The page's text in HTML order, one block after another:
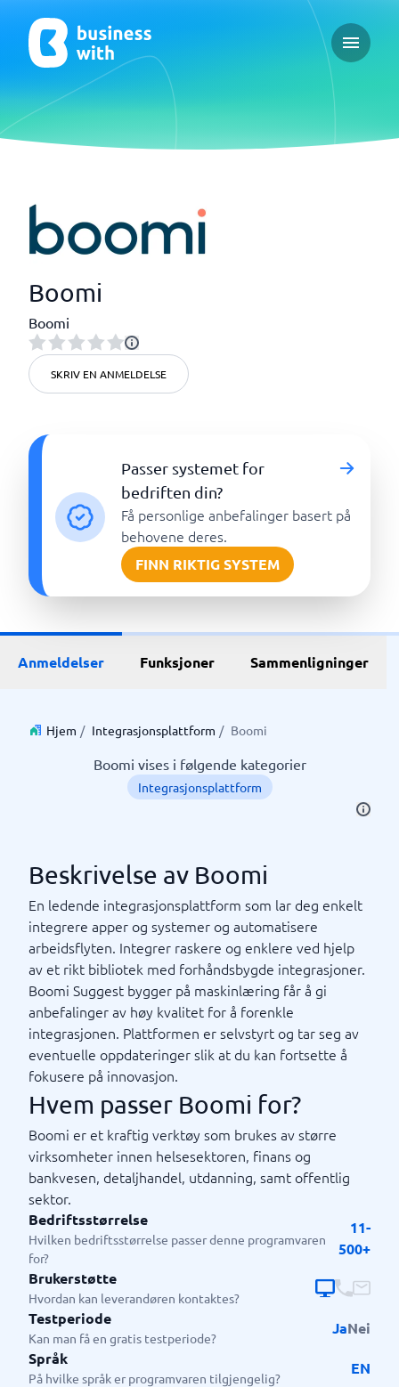
Open
Boomi
Boomi
SKRIV EN ANMELDELSE
Passer systemet for
bedriften din?
Få personlige anbefalinger basert på
behovene deres.
FINN RIKTIG SYSTEM
Anmeldelser Funksjoner Sammenligninger
Hjem / Integrasjonsplattform / Boomi
Boomi vises i følgende kategorier
Integrasjonsplattform
Beskrivelse av Boomi
En ledende integrasjonsplattform som lar deg enkelt
integrere apper og systemer og automatisere
arbeidsflyten. Integrer raskere og enklere ved hjelp
av et rikt bibliotek med forhåndsbygde integrasjoner.
Boomi Suggest bygger på maskinlæring får å gi
anbefalinger av høy kvalitet for å forenkle
integrasjonen. Plattformen er selvstyrt og tar seg av
eventuelle oppdateringer slik at du kan fortsette å
fokusere på innovasjon.
Hvem passer Boomi for?
Boomi er et kraftig verktøy som brukes av større
virksomheter innen helsesektoren, finans og
bankvesen, detaljhandel, utdanning, samt offentlig
sektor.
Bedriftsstørrelse
Hvilken bedriftsstørrelse passer denne programvaren
for?
11-
500+
Brukerstøtte
Hvordan kan leverandøren kontaktes?
Testperiode
Kan man få en gratis testperiode?
JaNei
Språk
På hvilke språk er programvaren tilgjengelig?
EN